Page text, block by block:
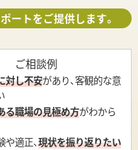
ートをご提供します。
ご相談例
対し不安があり、客観的な意
る職場の見極め方がわから
適正、現状を振り返りたい